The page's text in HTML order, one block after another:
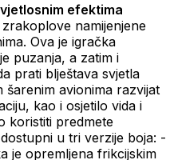
efektima
namijenjene
Ova je igračka
puzanja, a zatim i
prati blještava svjetla
šarenim avionima razvijat
kao i osjetilo vida i
koristiti predmete
u tri verzije boja: -
je opremljena frikcijskim